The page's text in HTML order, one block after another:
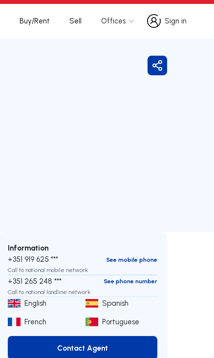
Buy/Rent Sell Offices
Sign in
Sign in
Share
Information
+351 919 625 ***
See mobile phone
Call to national mobile network
+351 265 248 ***
See phone number
Call to national landline network
English
Spanish
French
Portuguese
Contact Agent
Contact Agent